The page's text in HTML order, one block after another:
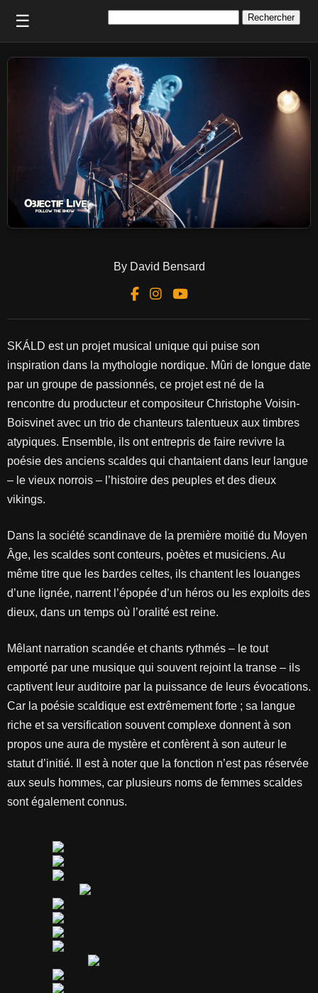
☰
By David Bensard
SKÁLD est un projet musical unique qui puise son
inspiration dans la mythologie nordique. Mûri de longue date
par un groupe de passionnés, ce projet est né de la
rencontre du producteur et compositeur Christophe Voisin-
Boisvinet avec un trio de chanteurs talentueux aux timbres
atypiques. Ensemble, ils ont entrepris de faire revivre la
poésie des anciens scaldes qui chantaient dans leur langue
– le vieux norrois – l’histoire des peuples et des dieux
vikings.
Dans la société scandinave de la première moitié du Moyen
Âge, les scaldes sont conteurs, poètes et musiciens. Au
même titre que les bardes celtes, ils chantent les louanges
d’une lignée, narrent l’épopée d’un héros ou les exploits des
dieux, dans un temps où l’oralité est reine.
Mêlant narration scandée et chants rythmés – le tout
emporté par une musique qui souvent rejoint la transe – ils
captivent leur auditoire par la puissance de leurs évocations.
Car la poésie scaldique est extrêmement forte ; sa langue
riche et sa versification souvent complexe donnent à son
propos une aura de mystère et confèrent à son auteur le
statut d’initié. Il est à noter que la fonction n’est pas réservée
aux seuls hommes, car plusieurs noms de femmes scaldes
sont également connus.